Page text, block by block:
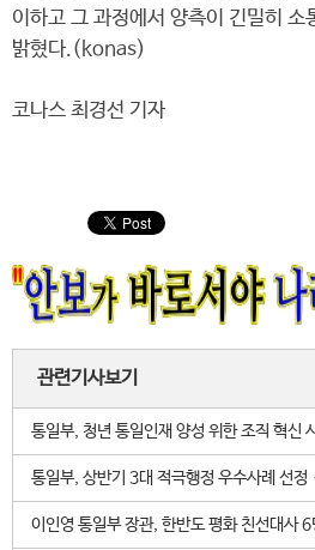
이하고 그 과정에서 양측이 긴밀히 소
밝혔다.(konas)
코나스 최경선 기자
관련기사보기
통일부, 청년 통일인재 양성 위한 조직 혁신
통일부, 상반기 3대 적극행정 우수사례 선
이인영 통일부 장관, 한반도 평화 친선대사 6